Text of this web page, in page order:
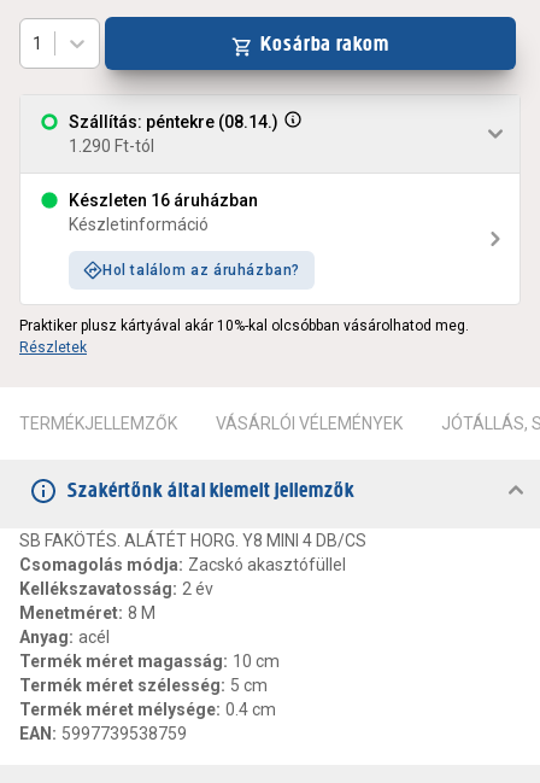
Szállítás: péntekre (08.14.)
1.290 Ft-tól
Készleten 16 áruházban
Készletinformáció
Hol találom az áruházban?
1 Kosárba rakom
Praktiker plusz kártyával akár 10%-kal olcsóbban vásárolhatod meg.
Részletek
TERMÉKJELLEMZŐK VÁSÁRLÓI VÉLEMÉNYEK JÓTÁLLÁS,
Szakértőnk által kiemelt jellemzők
SB FAKÖTÉS. ALÁTÉT HORG. Y8 MINI 4 DB/CS
Csomagolás módja: Zacskó akasztófüllel
Kellékszavatosság: 2 év
Menetméret: 8 M
Anyag: acél
Termék méret magasság: 10 cm
Termék méret szélesség: 5 cm
Termék méret mélysége: 0.4 cm
EAN : 5997739538759